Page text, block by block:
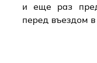
и еще раз
перед въездом в